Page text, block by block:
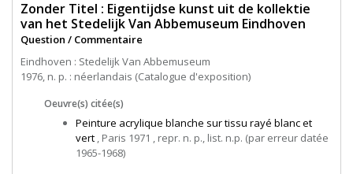
Zonder Titel : Eigentijdse kunst uit de kollektie
van het Stedelijk Van Abbemuseum Eindhoven
Question / Commentaire
Eindhoven : Stedelijk Van Abbemuseum
1976, n. p. : néerlandais (Catalogue d'exposition)
Oeuvre(s) citée(s)
Peinture acrylique blanche sur tissu rayé blanc et
vert , Paris 1971 , repr. n. p., list. n.p. (par erreur datée
1965-1968)